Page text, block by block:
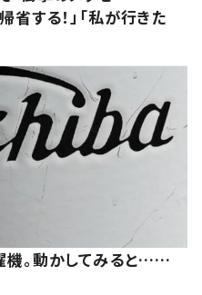
する！」「私が行きた
。動かしてみると……